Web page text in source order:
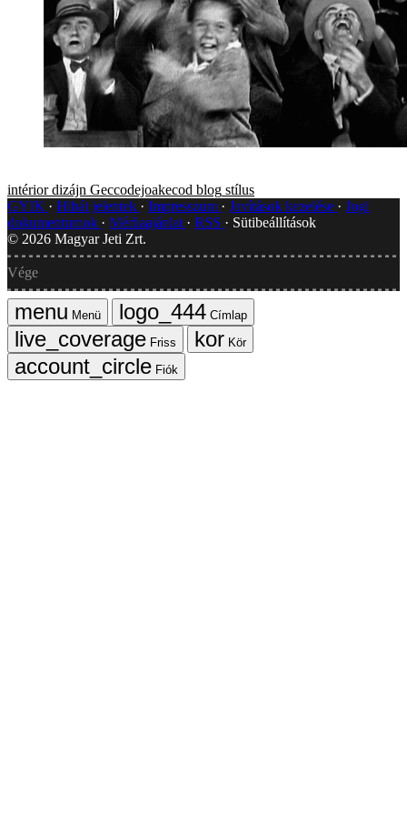
intérior dizájn Geccodejoakecod blog stílus
GYIK
Hibát jelentek Impresszum Javítások kezelése
Jogi
dokumentumok
Médiaajánlat RSS
Sütibeállítások
© 2026 Magyar Jeti Zrt.
Vége
Menü
Címlap
Friss
Kör
Fiók